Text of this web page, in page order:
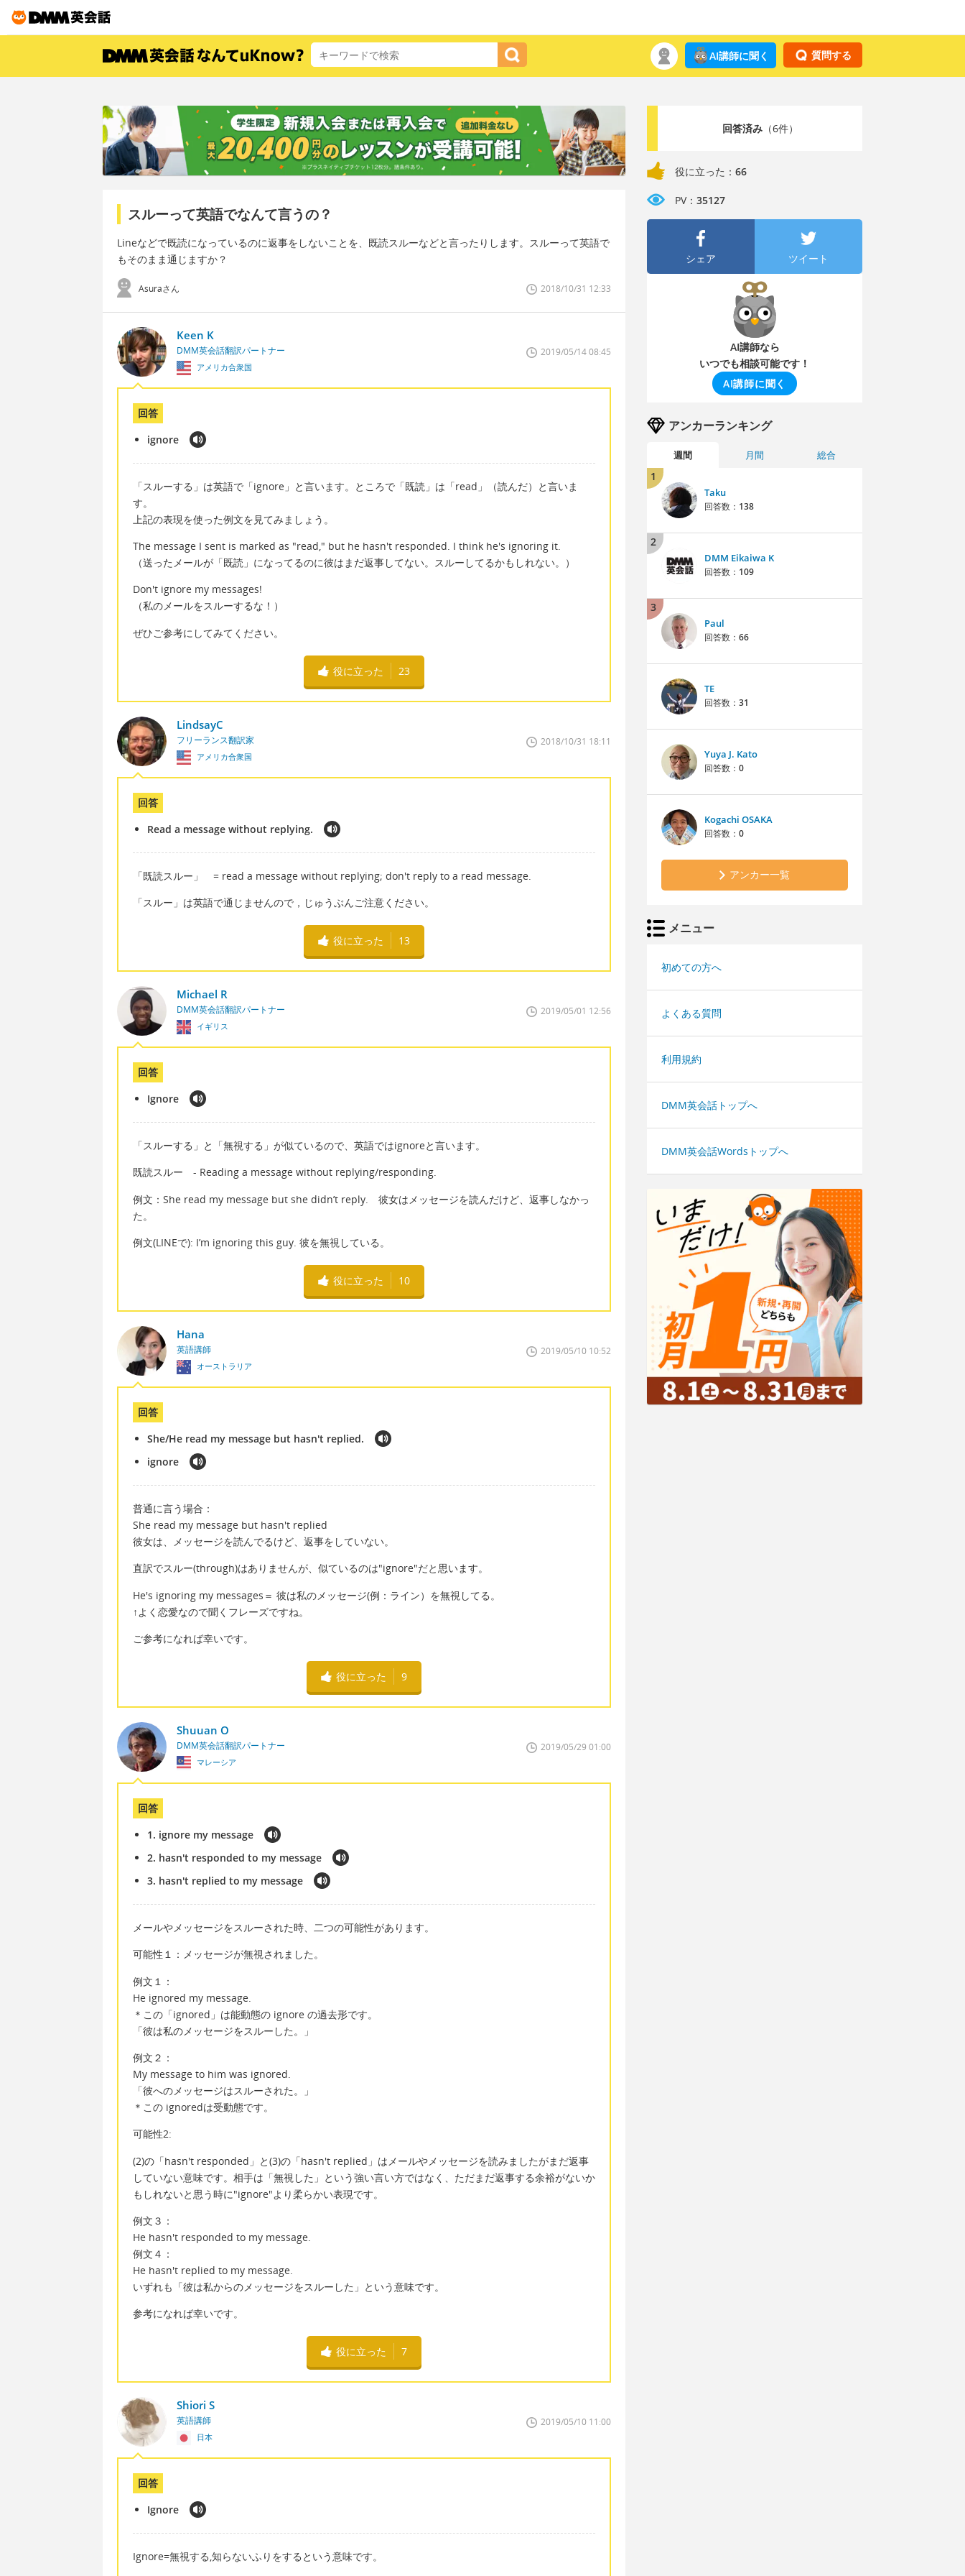
質問する
AI講師に聞く
スルーって英語でなんて言うの？
Lineなどで既読になっているのに返事をしないことを、既読スルーなどと言ったりします。スルーって英語で
もそのまま通じますか？
Asuraさん 2018/10/31 12:33
Keen K
DMM英会話翻訳パートナー
アメリカ合衆国
2019/05/14 08:45
回答
ignore
「スルーする」は英語で「ignore」と言います。ところで「既読」は「read」（読んだ）と言いま
す。
上記の表現を使った例文を見てみましょう。
The message I sent is marked as "read," but he hasn't responded. I think he's ignoring it.
（送ったメールが「既読」になってるのに彼はまだ返事してない。スルーしてるかもしれない。）
Don't ignore my messages!
（私のメールをスルーするな！）
ぜひご参考にしてみてください。
役に立った 23
LindsayC
フリーランス翻訳家
アメリカ合衆国
2018/10/31 18:11
回答
Read a message without replying.
「既読スルー」 = read a message without replying; don't reply to a read message.
「スルー」は英語で通じませんので，じゅうぶんご注意ください。
役に立った 13
Michael R
DMM英会話翻訳パートナー
イギリス
2019/05/01 12:56
回答
Ignore
「スルーする」と「無視する」が似ているので、英語ではignoreと言います。
既読スルー - Reading a message without replying/responding.
例文：She read my message but she didn’t reply. 彼女はメッセージを読んだけど、返事しなかっ
た。
例文(LINEで): I’m ignoring this guy. 彼を無視している。
役に立った 10
Hana
英語講師
オーストラリア
2019/05/10 10:52
回答
She/He read my message but hasn't replied.
ignore
普通に言う場合：
She read my message but hasn't replied
彼女は、メッセージを読んでるけど、返事をしていない。
直訳でスルー(through)はありませんが、似ているのは"ignore"だと思います。
He's ignoring my messages＝ 彼は私のメッセージ(例：ライン）を無視してる。
↑よく恋愛なので聞くフレーズですね。
ご参考になれば幸いです。
役に立った 9
Shuuan O
DMM英会話翻訳パートナー
マレーシア
2019/05/29 01:00
回答
1. ignore my message
2. hasn't responded to my message
3. hasn't replied to my message
メールやメッセージをスルーされた時、二つの可能性があります。
可能性１：メッセージが無視されました。
例文１：
He ignored my message.
＊この「ignored」は能動態の ignore の過去形です。
「彼は私のメッセージをスルーした。」
例文２：
My message to him was ignored.
「彼へのメッセージはスルーされた。」
＊この ignoredは受動態です。
可能性2:
(2)の「hasn't responded」と(3)の「hasn't replied」はメールやメッセージを読みましたがまだ返事
していない意味です。相手は「無視した」という強い言い方ではなく、ただまだ返事する余裕がないか
もしれないと思う時に"ignore"より柔らかい表現です。
例文３：
He hasn't responded to my message.
例文４：
He hasn't replied to my message.
いずれも「彼は私からのメッセージをスルーした」という意味です。
参考になれば幸いです。
役に立った 7
Shiori S
英語講師
日本
2019/05/10 11:00
回答
Ignore
Ignore=無視する,知らないふりをするという意味です。
回答済み（6件）
役に立った： 66
PV： 35127
シェア ツイート
AI講師なら
いつでも相談可能です！
AI講師に聞く
アンカーランキング
週間 月間 総合
1
Taku
回答数： 138
2
DMM Eikaiwa K
回答数： 109
3
Paul
回答数： 66
TE
回答数： 31
Yuya J. Kato
回答数： 0
Kogachi OSAKA
回答数： 0
アンカー一覧
メニュー
初めての方へ
よくある質問
利用規約
DMM英会話トップへ
DMM英会話Wordsトップへ